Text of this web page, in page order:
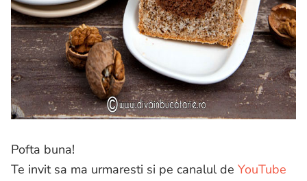
Pofta buna!
Te invit sa ma urmaresti si pe canalul de YouTube